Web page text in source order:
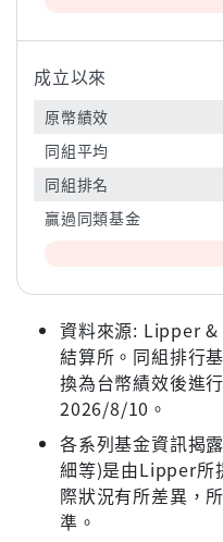
成立以來
原幣績效
同組平均
同組排名
贏過同類基金
資料來源: Lipper &
結算所。同組排行
換為台幣績效後進
2026/8/10。
各系列基金資訊揭
細等)是由Lipper所
際狀況有所差異，
準。